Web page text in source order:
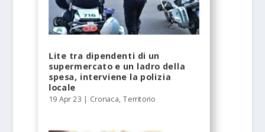
Lite tra dipendenti di un
supermercato e un ladro della
spesa, interviene la polizia
locale
19 Apr 23 | Cronaca,Territorio